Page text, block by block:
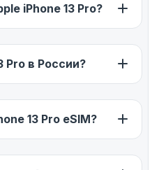
iPhone 13 Pro?
Pro в России?
13 Pro eSIM?